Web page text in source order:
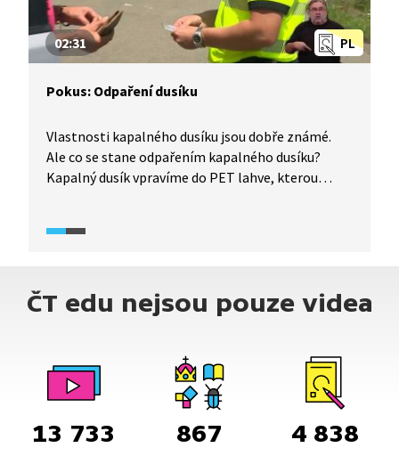
PL
02:31
Pokus: Odpaření dusíku
Vlastnosti kapalného dusíku jsou dobře známé.
Ale co se stane odpařením kapalného dusíku?
Kapalný dusík vpravíme do PET lahve, kterou
dusík při odpaření zvětší několikrát svůj objem.
ČT edu nejsou pouze videa
13 733 867 4 838